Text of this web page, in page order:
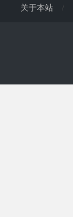
关于本站 /